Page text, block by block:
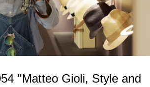
"Matteo Gioli, Style and